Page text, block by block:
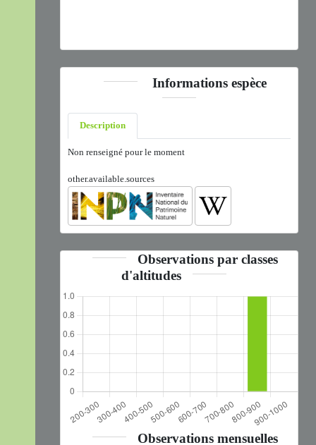
Informations espèce
Description
Non renseigné pour le moment
other.available.sources
Observations par classes
d'altitudes
Observations mensuelles